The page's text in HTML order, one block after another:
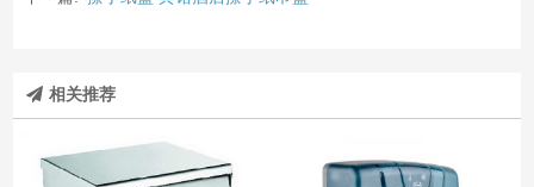
相关推荐